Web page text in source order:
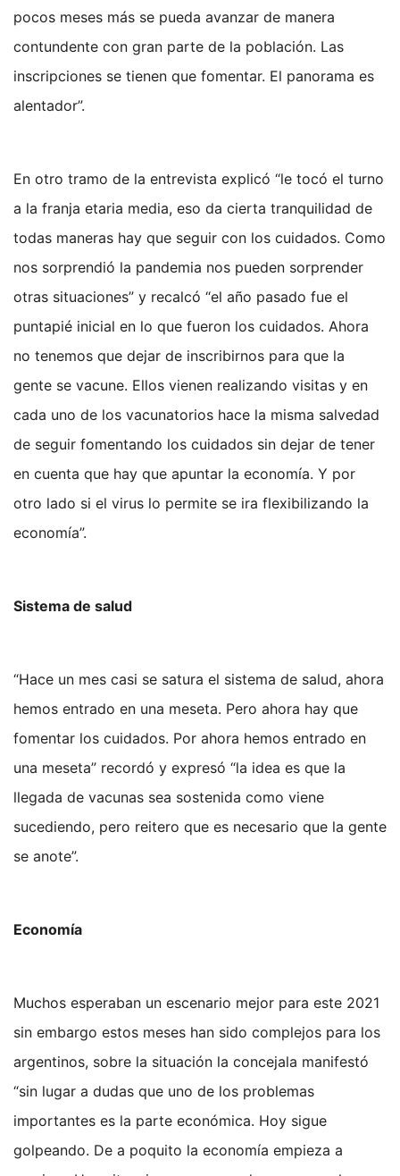
pocos meses más se pueda avanzar de manera
contundente con gran parte de la población. Las
inscripciones se tienen que fomentar. El panorama es
alentador”.
En otro tramo de la entrevista explicó “le tocó el turno
a la franja etaria media, eso da cierta tranquilidad de
todas maneras hay que seguir con los cuidados. Como
nos sorprendió la pandemia nos pueden sorprender
otras situaciones” y recalcó “el año pasado fue el
puntapié inicial en lo que fueron los cuidados. Ahora
no tenemos que dejar de inscribirnos para que la
gente se vacune. Ellos vienen realizando visitas y en
cada uno de los vacunatorios hace la misma salvedad
de seguir fomentando los cuidados sin dejar de tener
en cuenta que hay que apuntar la economía. Y por
otro lado si el virus lo permite se ira flexibilizando la
economía”.
Sistema de salud
“Hace un mes casi se satura el sistema de salud, ahora
hemos entrado en una meseta. Pero ahora hay que
fomentar los cuidados. Por ahora hemos entrado en
una meseta” recordó y expresó “la idea es que la
llegada de vacunas sea sostenida como viene
sucediendo, pero reitero que es necesario que la gente
se anote”.
Economía
Muchos esperaban un escenario mejor para este 2021
sin embargo estos meses han sido complejos para los
argentinos, sobre la situación la concejala manifestó
“sin lugar a dudas que uno de los problemas
importantes es la parte económica. Hoy sigue
golpeando. De a poquito la economía empieza a